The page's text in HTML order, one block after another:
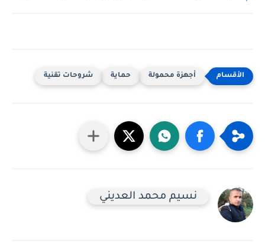
أجهزة محمولة حماية شروحات تقنية
نسيم محمد العديني